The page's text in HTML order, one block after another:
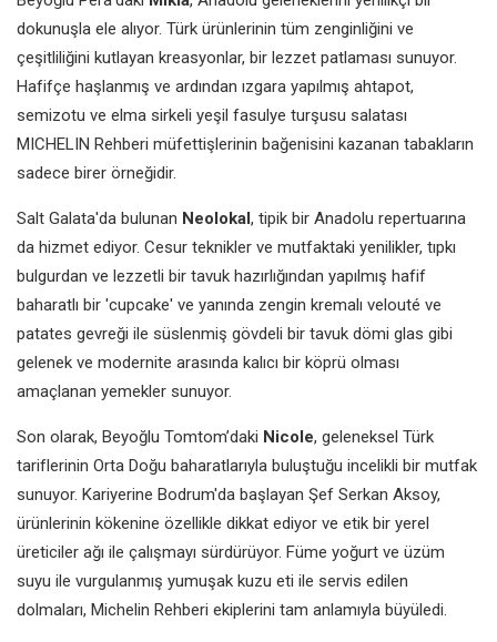
dokunuşla ele alıyor. Türk ürünlerinin tüm zenginliğini ve
çeşitliliğini kutlayan kreasyonlar, bir lezzet patlaması sunuyor.
Hafifçe haşlanmış ve ardından ızgara yapılmış ahtapot,
semizotu ve elma sirkeli yeşil fasulye turşusu salatası
MICHELIN Rehberi müfettişlerinin bağenisini kazanan tabakların
sadece birer örneğidir.
Salt Galata'da bulunan Neolokal, tipik bir Anadolu repertuarına
da hizmet ediyor. Cesur teknikler ve mutfaktaki yenilikler, tıpkı
bulgurdan ve lezzetli bir tavuk hazırlığından yapılmış hafif
baharatlı bir 'cupcake' ve yanında zengin kremalı velouté ve
patates gevreği ile süslenmiş gövdeli bir tavuk dömi glas gibi
gelenek ve modernite arasında kalıcı bir köprü olması
amaçlanan yemekler sunuyor.
Son olarak, Beyoğlu Tomtom’daki Nicole, geleneksel Türk
tariflerinin Orta Doğu baharatlarıyla buluştuğu incelikli bir mutfak
sunuyor. Kariyerine Bodrum'da başlayan Şef Serkan Aksoy,
ürünlerinin kökenine özellikle dikkat ediyor ve etik bir yerel
üreticiler ağı ile çalışmayı sürdürüyor. Füme yoğurt ve üzüm
suyu ile vurgulanmış yumuşak kuzu eti ile servis edilen
dolmaları, Michelin Rehberi ekiplerini tam anlamıyla büyüledi.